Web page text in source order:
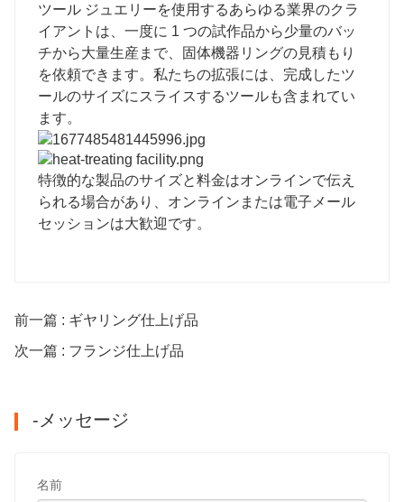
ツール ジュエリーを使用するあらゆる業界のクラ
イアントは、一度に 1 つの試作品から少量のバッ
チから大量生産まで、固体機器リングの見積もり
を依頼できます。私たちの拡張には、完成したツ
ールのサイズにスライスするツールも含まれてい
ます。
特徴的な製品のサイズと料金はオンラインで伝え
られる場合があり、オンラインまたは電子メール
セッションは大歓迎です。
前一篇 : ギヤリング仕上げ品
次一篇 : フランジ仕上げ品
-メッセージ
名前